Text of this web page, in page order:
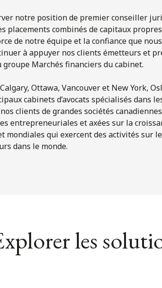
notre position de premier conseiller
placements combinés de capitaux
de notre équipe et la confiance que
à appuyer nos clients émetteurs et
groupe Marchés financiers du cabinet.
Ottawa, Vancouver et New York,
cabinets d’avocats spécialisés dans
clients de grandes sociétés
entrepreneuriales et axées sur la
mondiales qui exercent des activités sur
dans le monde.
les